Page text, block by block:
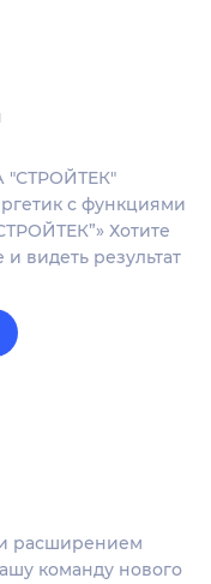
"СТРОЙТЕК"
с функциями
Хотите
видеть результат
расширением
команду нового